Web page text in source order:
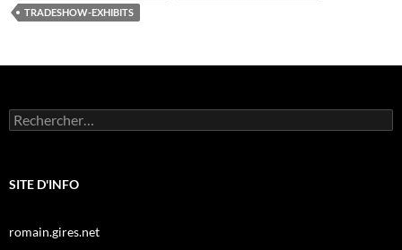
TRADESHOW-EXHIBITS
Rechercher :
SITE D'INFO
romain.gires.net